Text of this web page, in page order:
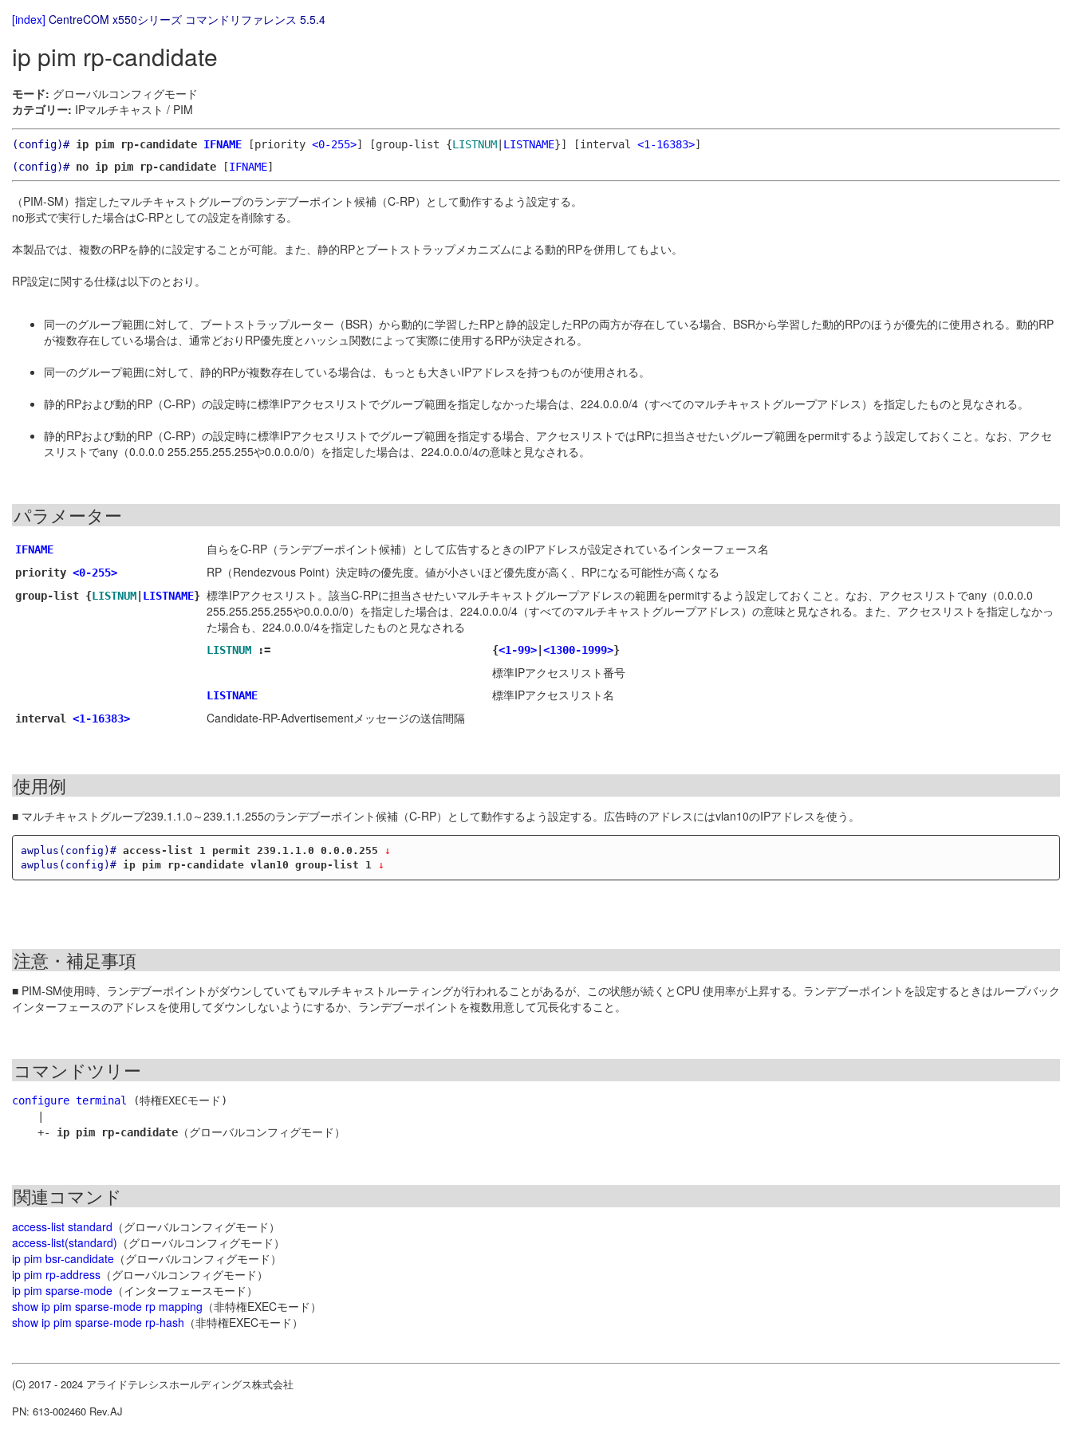
[index] CentreCOM x550シリーズ コマンドリファレンス 5.5.4
ip pim rp-candidate
モード: グローバルコンフィグモード
カテゴリー: IPマルチキャスト / PIM
(config)# ip pim rp-candidate IFNAME [priority <0-255>] [group-list {LISTNUM LISTNAME}] [interval <1-16383>]
(config)# no ip pim rp-candidate [IFNAME]
（PIM-SM）指定したマルチキャストグループのランデブーポイント候補（C-RP）として動作するよう設定する。
no形式で実行した場合はC-RPとしての設定を削除する。
本製品では、複数のRPを静的に設定することが可能。また、静的RPとブートストラップメカニズムによる動的RPを併用してもよい。
RP設定に関する仕様は以下のとおり。
同一のグループ範囲に対して、ブートストラップルーター（BSR）から動的に学習したRPと静的設定したRPの両方が存在している場合、BSRから学習した動的RPのほうが優先的に使用される。動的RP
が複数存在している場合は、通常どおりRP優先度とハッシュ関数によって実際に使用するRPが決定される。
同一のグループ範囲に対して、静的RPが複数存在している場合は、もっとも大きいIPアドレスを持つものが使用される。
静的RPおよび動的RP（C-RP）の設定時に標準IPアクセスリストでグループ範囲を指定しなかった場合は、224.0.0.0/4（すべてのマルチキャストグループアドレス）を指定したものと見なされる。
静的RPおよび動的RP（C-RP）の設定時に標準IPアクセスリストでグループ範囲を指定する場合、アクセスリストではRPに担当させたいグループ範囲をpermitするよう設定しておくこと。なお、アクセ
スリストでany（0.0.0.0 255.255.255.255や0.0.0.0/0）を指定した場合は、224.0.0.0/4の意味と見なされる。
パラメーター
IFNAME 自らをC-RP（ランデブーポイント候補）として広告するときのIPアドレスが設定されているインターフェース名
priority <0-255> RP（Rendezvous Point）決定時の優先度。値が小さいほど優先度が高く、RPになる可能性が高くなる
group-list {LISTNUM LISTNAME} 標準IPアクセスリスト。該当C-RPに担当させたいマルチキャストグループアドレスの範囲をpermitするよう設定しておくこと。なお、アクセスリストでany（0.0.0.0
255.255.255.255や0.0.0.0/0）を指定した場合は、224.0.0.0/4（すべてのマルチキャストグループアドレス）の意味と見なされる。また、アクセスリストを指定しなかっ
た場合も、224.0.0.0/4を指定したものと見なされる
LISTNUM := {<1-99> <1300-1999>}
標準IPアクセスリスト番号
LISTNAME 標準IPアクセスリスト名
interval <1-16383> Candidate-RP-Advertisementメッセージの送信間隔
使用例
■ マルチキャストグループ239.1.1.0～239.1.1.255のランデブーポイント候補（C-RP）として動作するよう設定する。広告時のアドレスにはvlan10のIPアドレスを使う。
awplus(config)# access-list 1 permit 239.1.1.0 0.0.0.255 ↓
awplus(config)#
ip pim rp-candidate vlan10 group-list 1 ↓
注意・補足事項
■ PIM-SM使用時、ランデブーポイントがダウンしていてもマルチキャストルーティングが行われることがあるが、この状態が続くとCPU 使用率が上昇する。ランデブーポイントを設定するときはループバック
インターフェースのアドレスを使用してダウンしないようにするか、ランデブーポイントを複数用意して冗長化すること。
コマンドツリー
configure terminal
(特権EXECモード)
    +-
ip pim rp-candidate
関連コマンド
access-list standard （グローバルコンフィグモード）
access-list(standard) （グローバルコンフィグモード）
ip pim bsr-candidate （グローバルコンフィグモード）
ip pim rp-address （グローバルコンフィグモード）
ip pim sparse-mode （インターフェースモード）
show ip pim sparse-mode rp mapping （非特権EXECモード）
show ip pim sparse-mode rp-hash （非特権EXECモード）
(C) 2017 - 2024 アライドテレシスホールディングス株式会社
PN: 613-002460 Rev.AJ